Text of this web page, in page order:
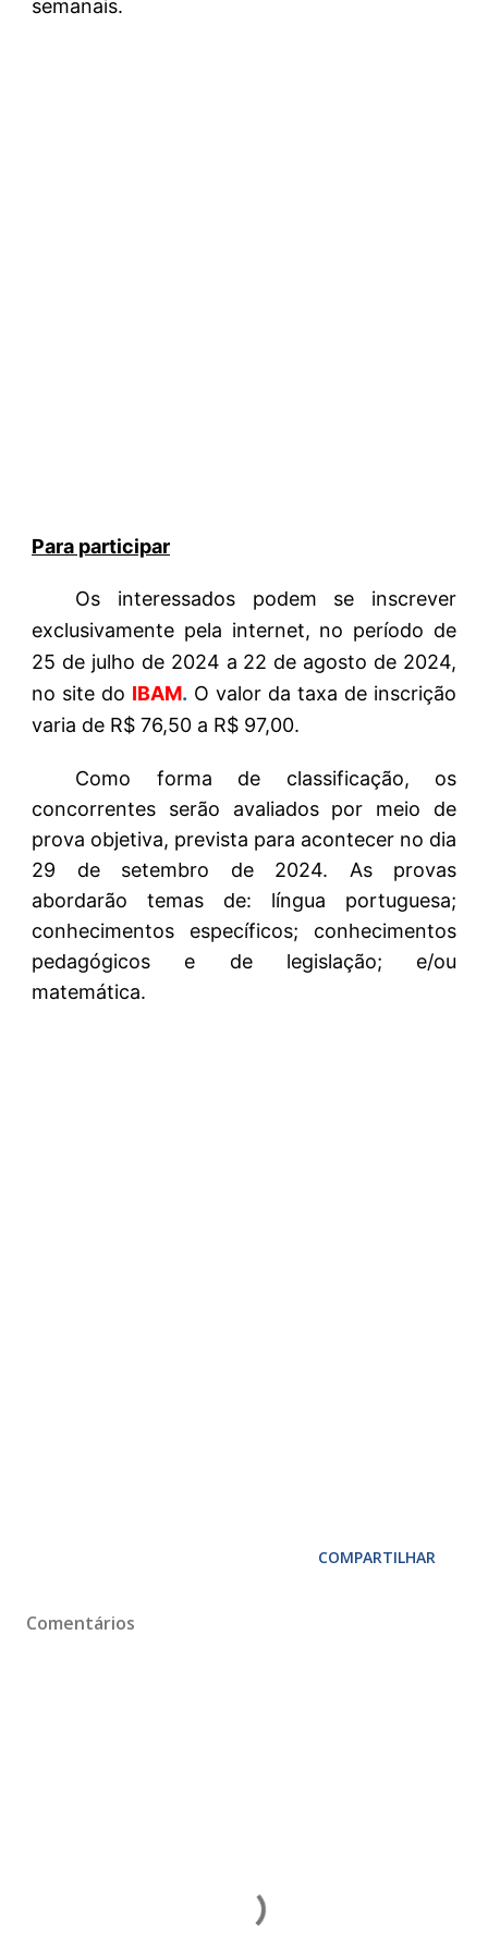
semanais.
Para participar
Os interessados podem se inscrever
exclusivamente pela internet, no período de
25 de julho de 2024 a 22 de agosto de 2024,
no site do IBAM. O valor da taxa de inscrição
varia de R$ 76,50 a R$ 97,00.
Como forma de classificação, os
concorrentes serão avaliados por meio de
prova objetiva, prevista para acontecer no dia
29 de setembro de 2024. As provas
abordarão temas de: língua portuguesa;
conhecimentos específicos; conhecimentos
pedagógicos e de legislação; e/ou
matemática.
COMPARTILHAR
Comentários